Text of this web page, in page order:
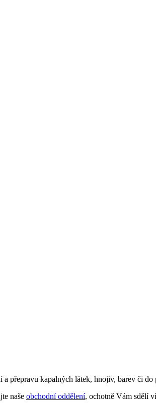
přepravu kapalných látek, hnojiv, barev či
naše obchodní oddělení, ochotně Vám sdělí